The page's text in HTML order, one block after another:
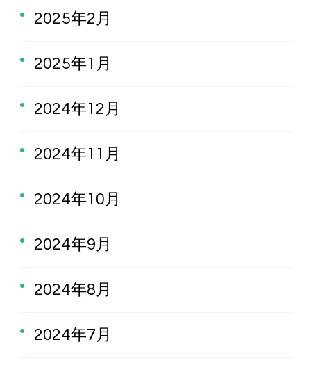
2025年2月
2025年1月
2024年12月
2024年11月
2024年10月
2024年9月
2024年8月
2024年7月